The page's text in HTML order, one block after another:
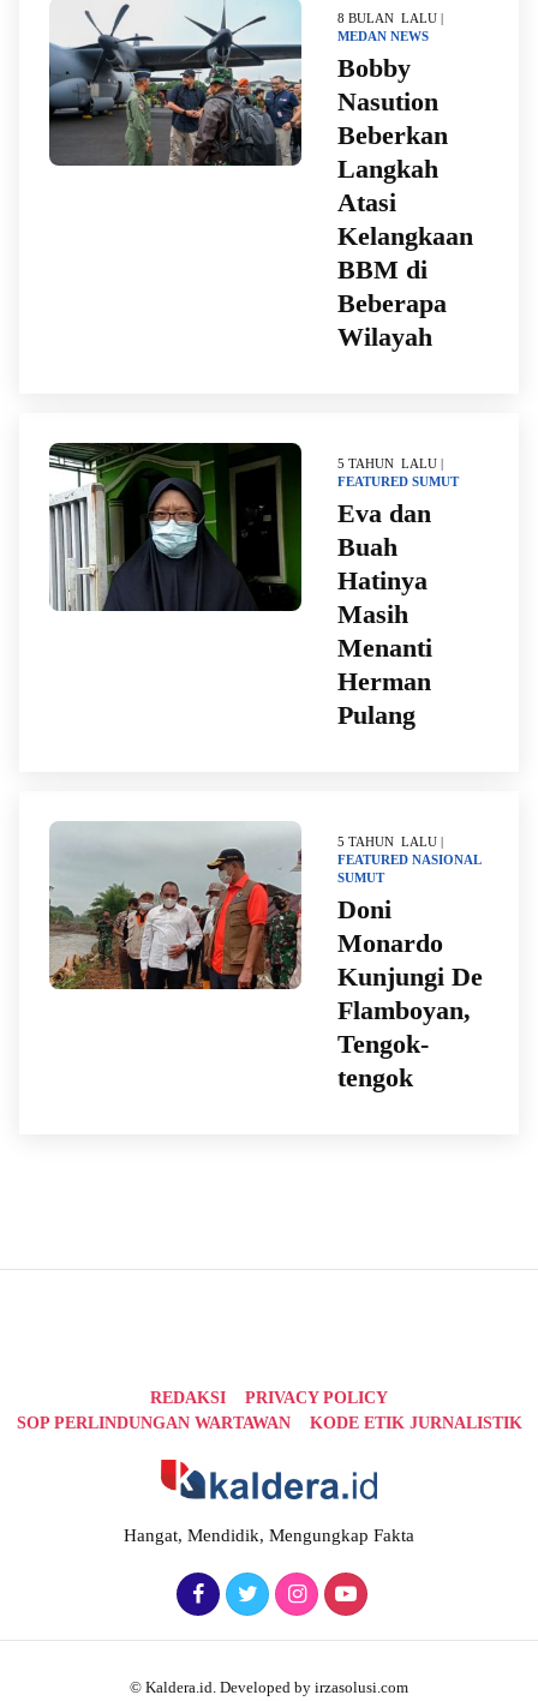
8 BULAN LALU |
MEDAN NEWS
Bobby
Nasution
Beberkan
Langkah
Atasi
Kelangkaan
BBM di
Beberapa
Wilayah
5 TAHUN LALU |
FEATURED SUMUT
Eva dan
Buah
Hatinya
Masih
Menanti
Herman
Pulang
5 TAHUN LALU |
FEATURED NASIONAL
SUMUT
Doni
Monardo
Kunjungi De
Flamboyan,
Tengok-
tengok
REDAKSI
PRIVACY POLICY
SOP PERLINDUNGAN WARTAWAN
KODE ETIK JURNALISTIK
Hangat, Mendidik, Mengungkap Fakta
© Kaldera.id. Developed by irzasolusi.com